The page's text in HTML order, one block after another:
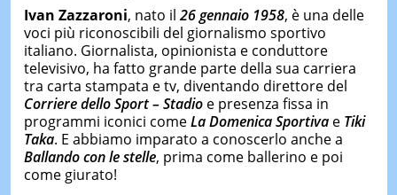
Ivan Zazzaroni, nato il 26 gennaio 1958, è una delle
voci più riconoscibili del giornalismo sportivo
italiano. Giornalista, opinionista e conduttore
televisivo, ha fatto grande parte della sua carriera
tra carta stampata e tv, diventando direttore del
Corriere dello Sport – Stadioe presenza fissa in
programmi iconici comeLa Domenica Sportivae Tiki
Taka. E abbiamo imparato a conoscerlo anche a
Ballando con le stelle, prima come ballerino e poi
come giurato!